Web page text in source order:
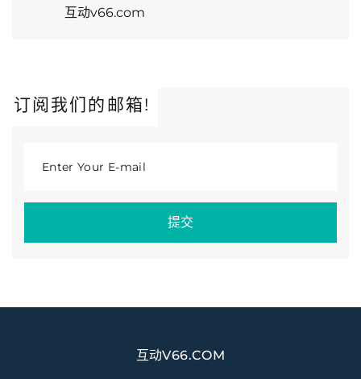
互动v66.com
订阅我们的邮箱!
Enter Your E-mail
提交
互动V66.COM